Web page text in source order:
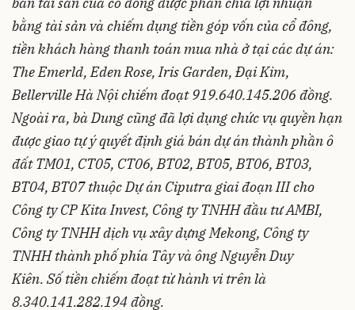
bằng tài sản và chiếm dụng tiền góp vốn của cổ đông,
tiền khách hàng thanh toán mua nhà ở tại các dự án:
The Emerld, Eden Rose, Iris Garden, Đại Kim,
Bellerville Hà Nội chiếm đoạt 919.640.145.206 đồng.
Ngoài ra, bà Dung cũng đã lợi dụng chức vụ quyền hạn
được giao tự ý quyết định giá bán dự án thành phần ô
đất TM01, CT05, CT06, BT02, BT05, BT06, BT03,
BT04, BT07 thuộc Dự án Ciputra giai đoạn III cho
Công ty CP Kita Invest, Công ty TNHH đầu tư AMBI,
Công ty TNHH dịch vụ xây dựng Mekong, Công ty
TNHH thành phố phía Tây và ông Nguyễn Duy
Kiên. Số tiền chiếm đoạt từ hành vi trên là
8.340.141.282.194 đồng.